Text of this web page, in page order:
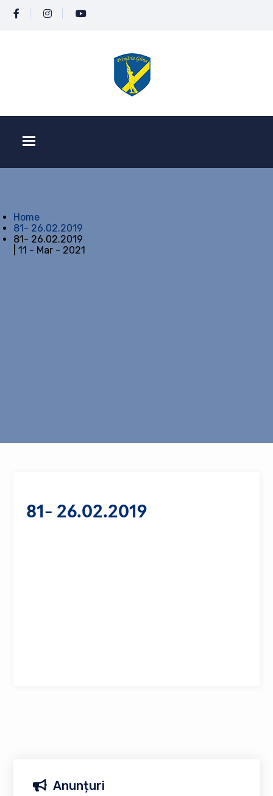
Home
81- 26.02.2019
81- 26.02.2019
| 11 - Mar - 2021
81- 26.02.2019
Anunțuri